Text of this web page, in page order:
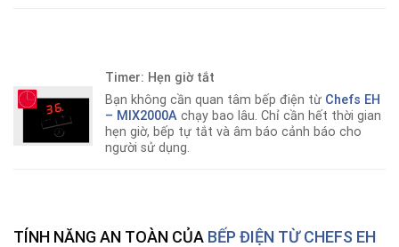
Timer: Hẹn giờ tắt
Bạn không cần quan tâm bếp điện từ Chefs EH
– MIX2000Achạy bao lâu. Chỉ cần hết thời gian
hẹn giờ, bếp tự tắt và âm báo cảnh báo cho
người sử dụng.
TÍNH NĂNG AN TOÀN CỦA BẾP ĐIỆN TỪ CHEFS EH